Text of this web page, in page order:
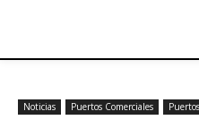
Noticias Puertos Comerciales